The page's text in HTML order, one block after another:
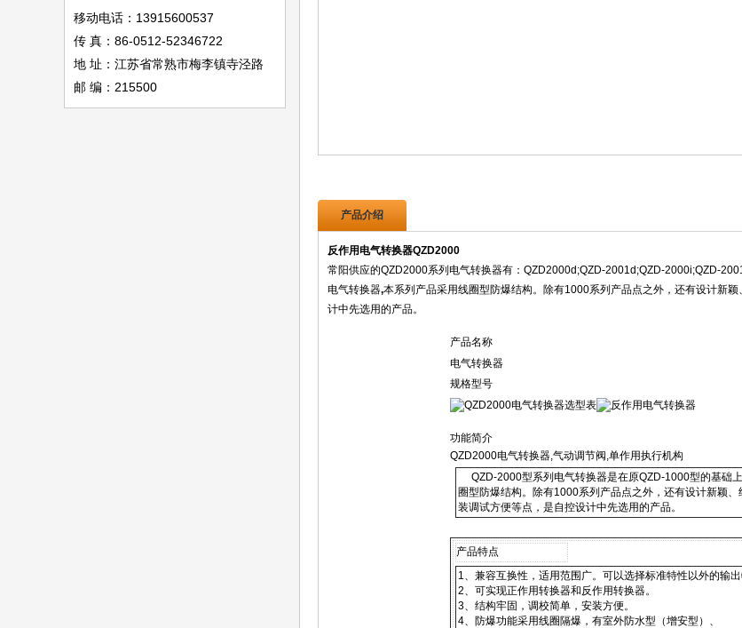
移动电话：13915600537
传 真：86-0512-52346722
地 址：江苏省常熟市梅李镇寺泾路
邮 编：215500
产品介绍
反作用电气转换器QZD2000
常阳供应的QZD2000系列电气转换器有：QZD2000d;QZD-2001d;QZD-2000i;QZD-
电气转换器,本系列产品采用线圈型防爆结构。除有1000系列产品点之外，还有设计新
计中先选用的产品。
产品名称
电气转换器
规格型号
功能简介
QZD2000电气转换器,气动调节阀,单作用执行机构
QZD-2000型系列电气转换器是在原QZD-1000型的基础
圈型防爆结构。除有1000系列产品点之外，还有设计新颖
装调试方便等点，是自控设计中先选用的产品。
产品特点
1、兼容互换性，适用范围广。可以选择标准特性以外的输出
2、可实现正作用转换器和反作用转换器。
3、结构牢固，调校简单，安装方便。
4、防爆功能采用线圈隔爆，有室外防水型（增安型）、